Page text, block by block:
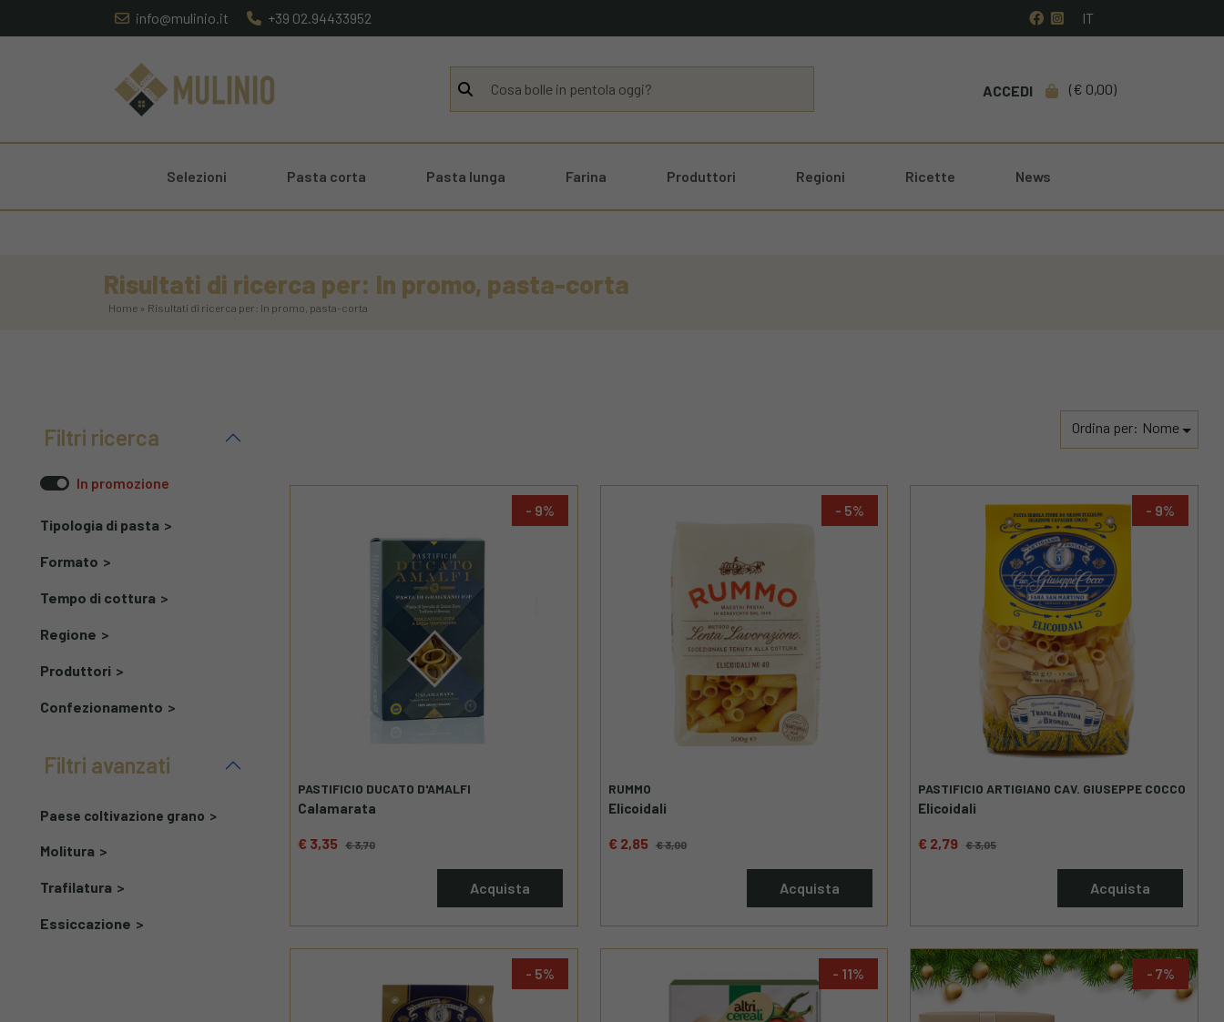
info@mulinio.it +39 02.94433952 IT
ACCEDI 0,00
Selezioni Pasta corta Pasta lunga Farina Produttori Regioni Ricette News
Risultati di ricerca per: In promo, pasta-corta
Home » Risultati di ricerca per: In promo, pasta-corta
Filtri ricerca
In promozione
Tipologia di pasta
Formato
Tempo di cottura
Regione
Produttori
Confezionamento
Filtri avanzati
Paese coltivazione grano
Molitura
Trafilatura
Essiccazione
Ordina per: Nome
9
PASTIFICIO DUCATO D'AMALFI
Calamarata
€ 3,35 € 3,70
Acquista
5
RUMMO
Elicoidali
€ 2,85 € 3,00
Acquista
9
PASTIFICIO ARTIGIANO CAV. GIUSEPPE COCCO
Elicoidali
€ 2,79 € 3,05
Acquista
5 11 7